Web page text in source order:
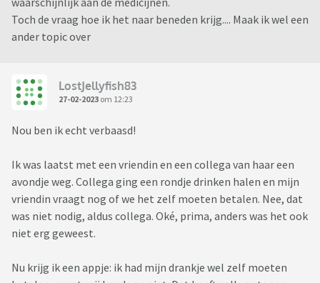
Toch de vraag hoe ik het naar beneden krijg.... Maak ik wel een
ander topic over
LostJellyfish83
27-02-2023 om 12:23
Nou ben ik echt verbaasd!
Ik was laatst met een vriendin en een collega van haar een
avondje weg. Collega ging een rondje drinken halen en mijn
vriendin vraagt nog of we het zelf moeten betalen. Nee, dat
was niet nodig, aldus collega. Oké, prima, anders was het ook
niet erg geweest.
Nu krijg ik een appje: ik had mijn drankje wel zelf moeten